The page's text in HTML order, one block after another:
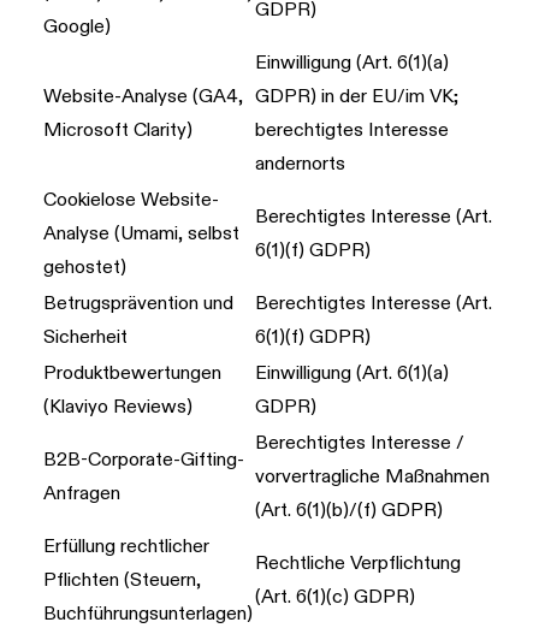
Google)
GDPR)
Website-Analyse (GA4,
Microsoft Clarity)
Einwilligung (Art. 6(1)(a)
GDPR) in der EU/im VK;
berechtigtes Interesse
andernorts
Cookielose Website-
Analyse (Umami, selbst
gehostet)
Berechtigtes Interesse (Art.
6(1)(f) GDPR)
Betrugsprävention und
Sicherheit
Berechtigtes Interesse (Art.
6(1)(f) GDPR)
Produktbewertungen
(Klaviyo Reviews)
Einwilligung (Art. 6(1)(a)
GDPR)
B2B-Corporate-Gifting-
Anfragen
Berechtigtes Interesse /
vorvertragliche Maßnahmen
(Art. 6(1)(b)/(f) GDPR)
Erfüllung rechtlicher
Pflichten (Steuern,
Buchführungsunterlagen)
Rechtliche Verpflichtung
(Art. 6(1)(c) GDPR)